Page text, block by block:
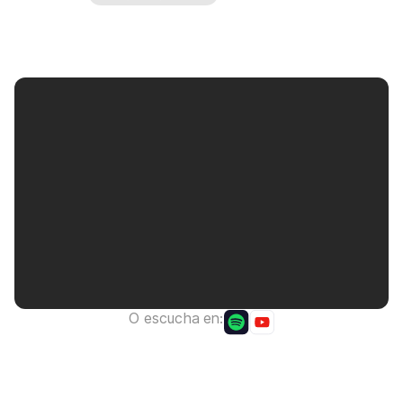
O escucha en: